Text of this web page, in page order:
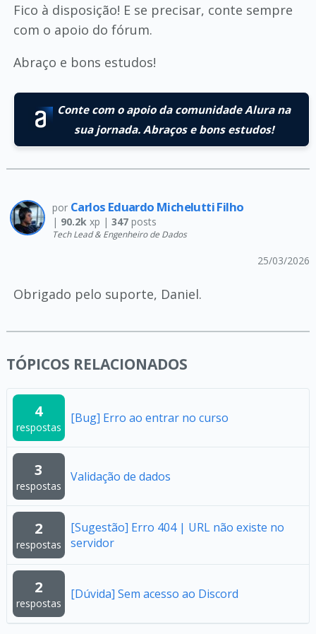
Fico à disposição! E se precisar, conte sempre
com o apoio do fórum.
Abraço e bons estudos!
Conte com o apoio da comunidade Alura na
sua jornada. Abraços e bons estudos!
por Carlos Eduardo Michelutti Filho
| 90.2kxp | 347posts
Tech Lead & Engenheiro de Dados
25/03/2026
Obrigado pelo suporte, Daniel.
TÓPICOS RELACIONADOS
4
respostas
[Bug] Erro ao entrar no curso
3
respostas
Validação de dados
2
respostas
[Sugestão] Erro 404 | URL não existe no
servidor
2
respostas
[Dúvida] Sem acesso ao Discord